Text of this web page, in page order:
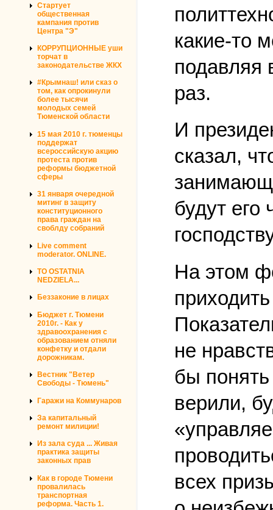
Стартует
общественная
кампания против
Центра "Э"
КОРРУПЦИОННЫЕ уши
торчат в
законодательстве ЖКХ
#Крымнаш! или сказ о
том, как опрокинули
более тысячи
молодых семей
Тюменской области
15 мая 2010 г. тюменцы
поддержат
всероссийскую акцию
протеста против
реформы бюджетной
сферы
31 января очередной
митинг в защиту
конституционного
права граждан на
своблду собраний
Live comment
moderator. ONLINE.
TO OSTATNIA
NEDZIELA...
Беззаконие в лицах
Бюджет г. Тюмени
2010г. - Как у
здравоохранения с
образованием отняли
конфетку и отдали
дорожникам.
Вестник "Ветер
Свободы - Тюмень"
Гаражи на Коммунаров
За капитальный
ремонт милиции!
Из зала суда ... Живая
практика защиты
законных прав
Как в городе Тюмени
провалилась
транспортная
реформа. Часть 1.
какие-то
подавляя
раз.
И
сказал,
будут его
На этом
не
бы
верили,
всех